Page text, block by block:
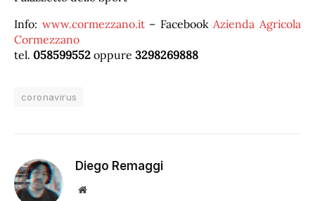
Info: www.cormezzano.it– FacebookAzienda Agricola
Cormezzano
tel. 058599552 oppure 3298269888
coronavirus
Diego Remaggi
Sito